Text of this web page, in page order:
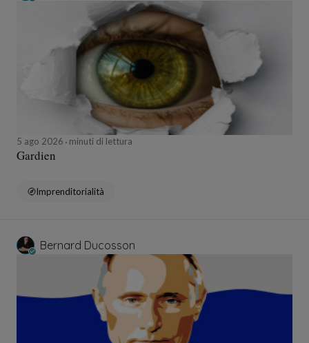
5 ago 2026 minuti di lettura
Gardien
Imprenditorialità
Bernard Ducosson